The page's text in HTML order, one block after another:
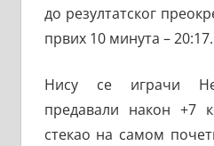
до резултатског
првих 10 минута – 20:17.
Нису се играчи
предавали након +7
стекао на самом